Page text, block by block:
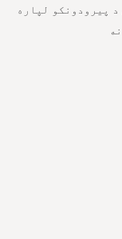
پیرودونکو لپاره